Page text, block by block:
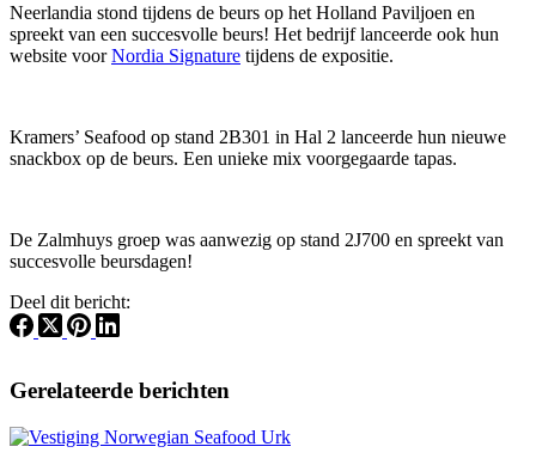
Neerlandia stond tijdens de beurs op het Holland Paviljoen en
spreekt van een succesvolle beurs! Het bedrijf lanceerde ook hun
website voorNordia Signature tijdens de expositie.
Kramers’ Seafood op stand 2B301 in Hal 2 lanceerde hun nieuwe
snackbox op de beurs. Een unieke mix voorgegaarde tapas.
De Zalmhuys groep was aanwezig op stand 2J700 en spreekt van
succesvolle beursdagen!
Deel dit bericht:
Gerelateerde berichten